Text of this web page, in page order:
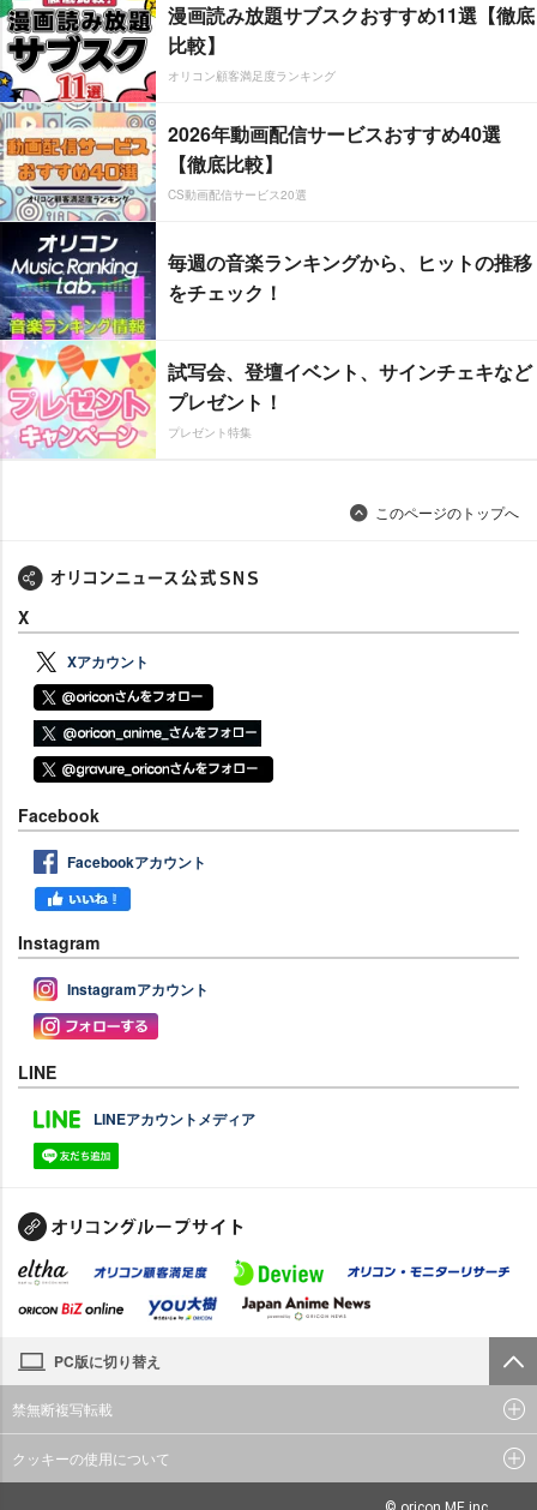
漫画読み放題サブスクおすすめ11選【徹底
比較】
オリコン顧客満足度ランキング
2026年動画配信サービスおすすめ40選
【徹底比較】
CS動画配信サービス20選
毎週の音楽ランキングから、ヒットの推移
をチェック！
試写会、登壇イベント、サインチェキなど
プレゼント！
プレゼント特集
このページのトップへ
X
Xアカウント
Facebook
Facebookアカウント
Instagram
Instagramアカウント
LINE
LINEアカウントメディア
PC版に切り替え
禁無断複写転載
クッキーの使用について